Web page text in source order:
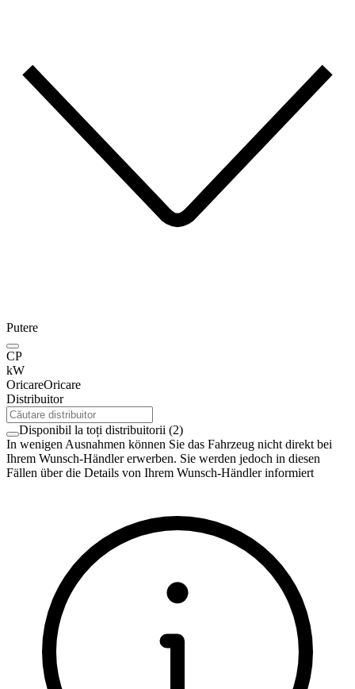
Putere
CP
kW
OricareOricare
Distribuitor
Disponibil la toți distribuitorii (2)
In wenigen Ausnahmen können Sie das Fahrzeug nicht direkt bei
Ihrem Wunsch-Händler erwerben. Sie werden jedoch in diesen
Fällen über die Details von Ihrem Wunsch-Händler informiert